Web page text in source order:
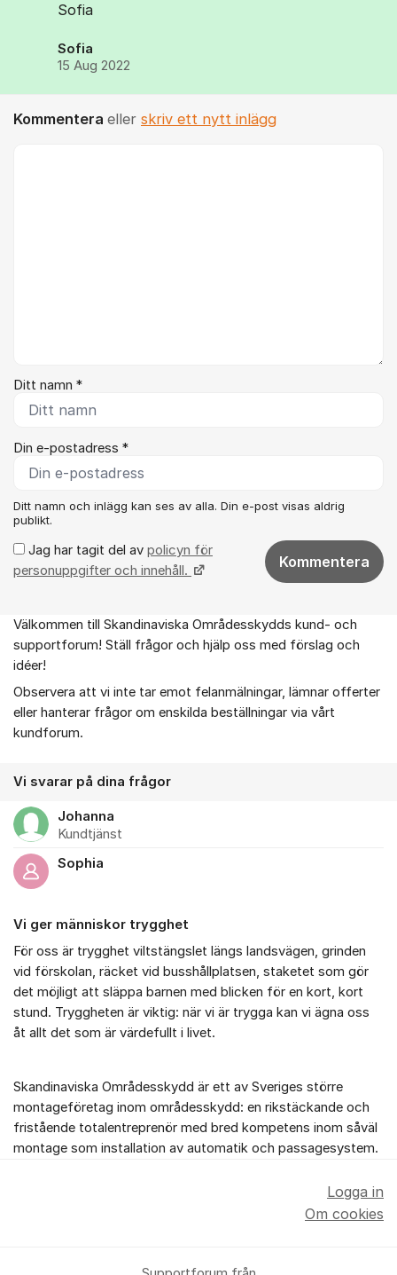
Sofia
Sofia
15 Aug 2022
Kommentera eller skriv ett nytt inlägg
Ditt namn *
Din e-postadress *
Ditt namn och inlägg kan ses av alla. Din e-post visas aldrig
publikt.
Jag har tagit del av policyn för
personuppgifter och innehåll.
Kommentera
Om forumet
Välkommen till Skandinaviska Områdesskydds kund- och
supportforum! Ställ frågor och hjälp oss med förslag och
idéer!
Observera att vi inte tar emot felanmälningar, lämnar offerter
eller hanterar frågor om enskilda beställningar via vårt
kundforum.
Vi svarar på dina frågor
Johanna
Kundtjänst
Sophia
Vi ger människor trygghet
För oss är trygghet viltstängslet längs landsvägen, grinden
vid förskolan, räcket vid busshållplatsen, staketet som gör
det möjligt att släppa barnen med blicken för en kort, kort
stund. Tryggheten är viktig: när vi är trygga kan vi ägna oss
åt allt det som är värdefullt i livet.
Skandinaviska Områdesskydd är ett av Sveriges större
montageföretag inom områdesskydd: en rikstäckande och
fristående totalentreprenör med bred kompetens inom såväl
montage som installation av automatik och passagesystem.
Logga in
Om cookies